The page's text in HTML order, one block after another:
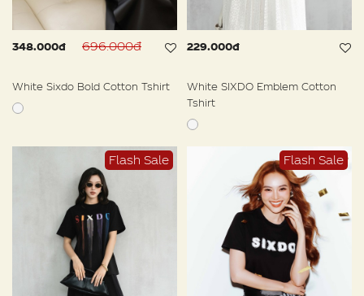
348.000đ 696.000đ
White Sixdo Bold Cotton Tshirt
229.000đ
White SIXDO Emblem Cotton
Tshirt
Flash Sale Flash Sale